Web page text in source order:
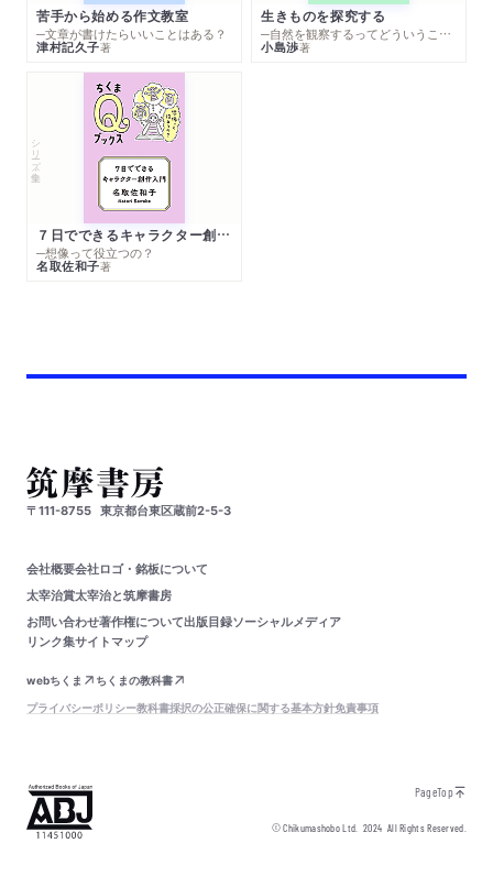
苦手から始める作文教室
─文章が書けたらいいことはある？
津村記久子著
生きものを探究する
─自然を観察するってどういうこと？
小島渉著
シリーズ・全集
７日でできるキャラクター創作入門
─想像って役立つの？
名取佐和子著
〒111-8755 東京都台東区蔵前2-5-3
会社概要会社ロゴ・銘板について
太宰治賞太宰治と筑摩書房
お問い合わせ著作権について出版目録ソーシャルメディア
リンク集サイトマップ
webちくま
ちくまの教科書
プライバシーポリシー教科書採択の公正確保に関する基本方針免責事項
PageTop
© Chikumashobo Ltd.2024 All Rights Reserved.